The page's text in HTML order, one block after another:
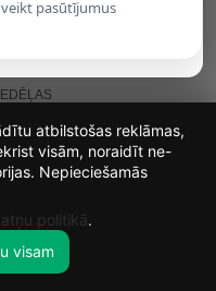
0
pasūtījumus
53
atbilstošas reklāmas,
visām, noraidīt ne-
Nepieciešamās
politikā.
visam